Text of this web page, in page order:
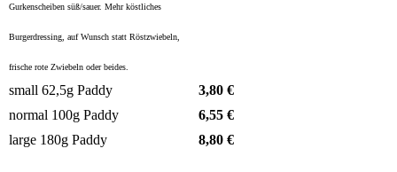
Gurkenscheiben süß/sauer. Mehr köstliches
Burgerdressing, auf Wunsch statt Röstzwiebeln,
frische rote Zwiebeln oder beides.
small 62,5g Paddy
3,80 €
normal 100g Paddy
6,55 €
large 180g Paddy
8,80 €